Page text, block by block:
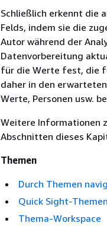
Schließlich erkennt die
Felds, indem sie die
Autor während der
Datenvorbereitung
für die Werte fest, die
daher in den
Werte, Personen usw.
Weitere Informationen
Abschnitten dieses
Themen
Durch Themen
Quick Sight-
Thema-Workspace